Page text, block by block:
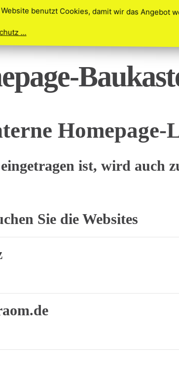
ist, wird auch
Sie die Websites
benutzt Cookies, damit wir das Angebot
...